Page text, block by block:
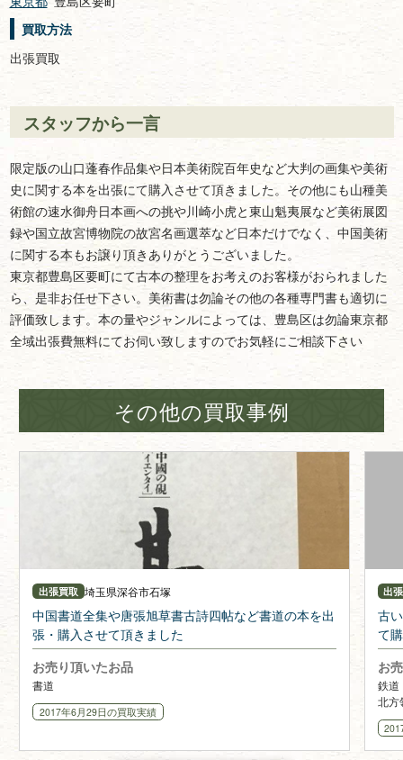
買取方法
出張買取
スタッフから一言
限定版の山口蓬春作品集や日本美術院百年史など大判の画集や美術
史に関する本を出張にて購入させて頂きました。その他にも山種美
術館の速水御舟日本画への挑や川崎小虎と東山魁夷展など美術展図
録や国立故宮博物院の故宮名画選萃など日本だけでなく、中国美術
に関する本もお譲り頂きありがとうございました。
東京都豊島区要町にて古本の整理をお考えのお客様がおられました
ら、是非お任せ下さい。美術書は勿論その他の各種専門書も適切に
評価致します。本の量やジャンルによっては、豊島区は勿論東京都
全域出張費無料にてお伺い致しますのでお気軽にご相談下さい
その他の買取事例
出張買取 埼玉県深谷市石塚
中国書道全集や唐張旭草書古詩四帖など書道の本を出
張・購入させて頂きました
お売り頂いたお品
書道
2017年6月29日の買取実績
出
古
て
お
鉄道
北方
筆画